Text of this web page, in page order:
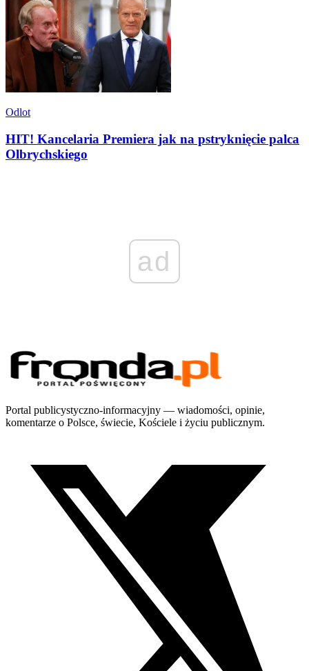
Odlot
HIT! Kancelaria Premiera jak na pstryknięcie palca
Olbrychskiego
ad
Portal publicystyczno-informacyjny — wiadomości, opinie,
komentarze o Polsce, świecie, Kościele i życiu publicznym.